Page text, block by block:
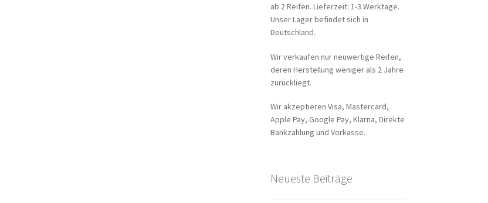
ab 2 Reifen. Lieferzeit: 1-3 Werktage.
Unser Lager befindet sich in
Deutschland.
Wir verkaufen nur neuwertige Reifen,
deren Herstellung weniger als 2 Jahre
zurückliegt.
Wir akzeptieren Visa, Mastercard,
Apple Pay, Google Pay, Klarna, Direkte
Bankzahlung und Vorkasse.
Neueste Beiträge